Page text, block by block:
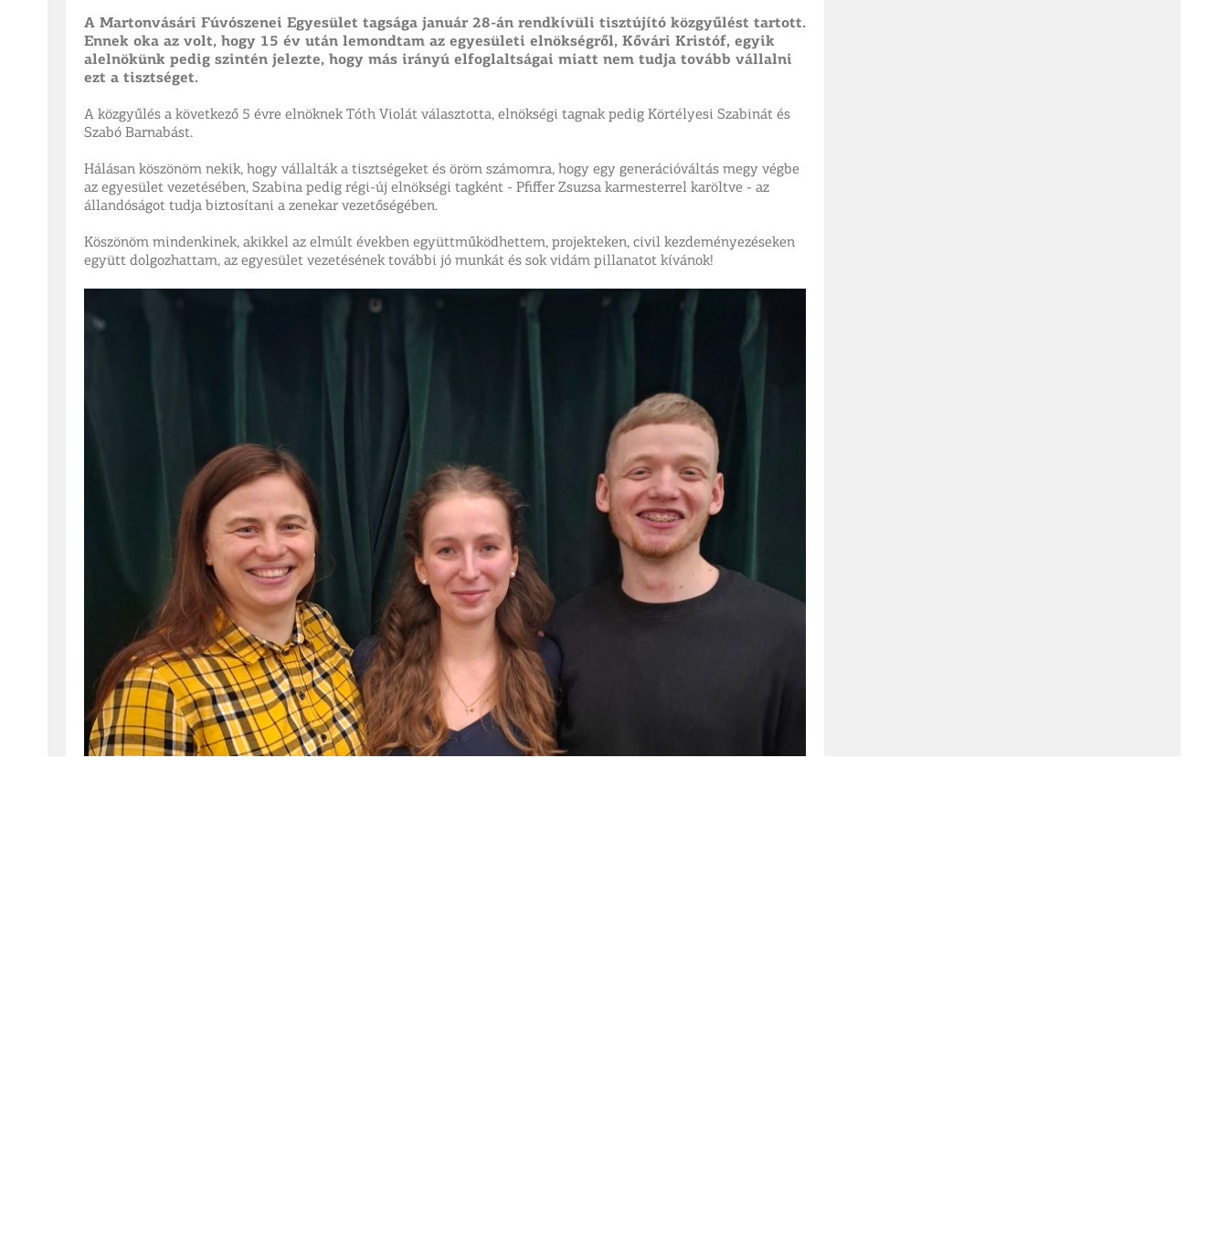
A Martonvásári Fúvószenei Egyesület tagsága január 28-án rendkívüli tisztújító közgyűlést tartott.
Ennek oka az volt, hogy 15 év után lemondtam az egyesületi elnökségről, Kővári Kristóf, egyik
alelnökünk pedig szintén jelezte, hogy más irányú elfoglaltságai miatt nem tudja tovább vállalni
ezt a tisztséget.
A közgyűlés a következő 5 évre elnöknek Tóth Violát választotta, elnökségi tagnak pedig Körtélyesi Szabinát és
Szabó Barnabást.
Hálásan köszönöm nekik, hogy vállalták a tisztségeket és öröm számomra, hogy egy generációváltás megy végbe
az egyesület vezetésében, Szabina pedig régi-új elnökségi tagként - Pfiffer Zsuzsa karmesterrel karöltve - az
állandóságot tudja biztosítani a zenekar vezetőségében.
Köszönöm mindenkinek, akikkel az elmúlt években együttműködhettem, projekteken, civil kezdeményezéseken
együtt dolgozhattam, az egyesület vezetésének további jó munkát és sok vidám pillanatot kívánok!